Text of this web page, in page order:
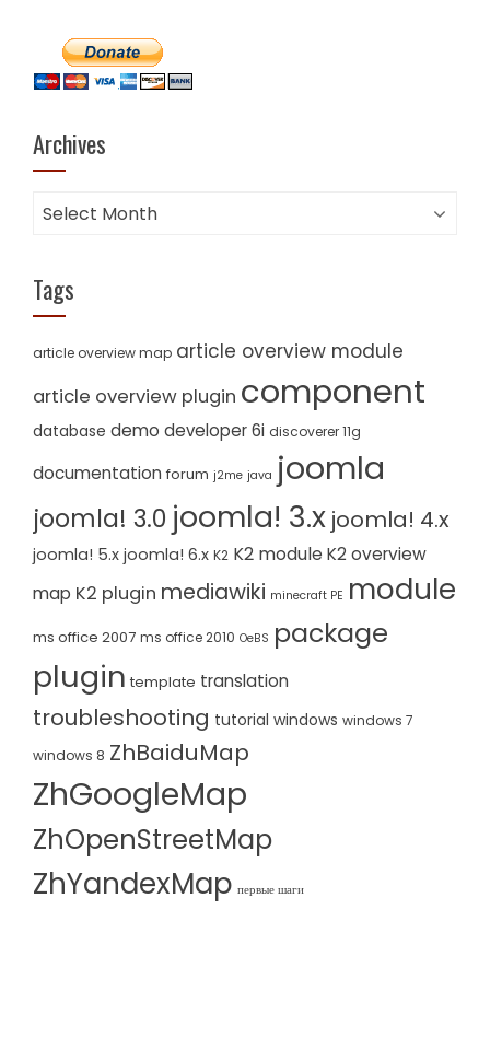
Archives
Archives
Tags
article overview map article overview module
article overview plugin component
database demo developer 6i discoverer 11g
documentation forum j2me java joomla
joomla! 3.0 joomla! 3.x joomla! 4.x
joomla! 5.x joomla! 6.x K2 K2 module K2 overview
map K2 plugin mediawiki minecraft PE module
ms office 2007 ms office 2010 OeBS package
plugin template translation
troubleshooting tutorial windows windows 7
windows 8 ZhBaiduMap
ZhGoogleMap
ZhOpenStreetMap
ZhYandexMap первые шаги